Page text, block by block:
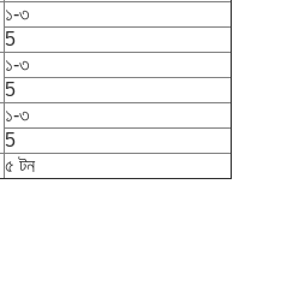
১-৩
5
১-৩
5
১-৩
5
৫ টন